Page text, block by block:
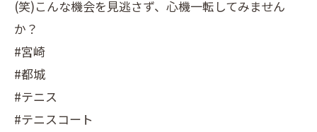
(笑)こんな機会を見逃さず、心機一転してみません
か？
#宮崎
#都城
#テニス
#テニスコート